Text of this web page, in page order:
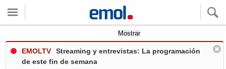
Mostrar
EMOLTV
Streaming y entrevistas: La programación
de este fin de semana